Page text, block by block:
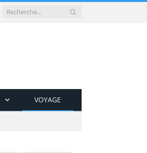
VOYAGE